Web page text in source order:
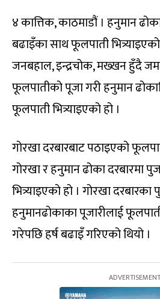
४ कात्तिक, काठमाडौं । हनुमान
बढाइँका साथ फूलपाती
जनबहाल, इन्द्रचोक, मख्खन हुँदै
फूलपातीको पूजा गरी हनुमान
फूलपाती भित्र्याइएको हो ।
गोरखा दरबारबाट पठाइएको
गोरखा र हनुमान ढोका दरबारमा
भित्र्याइएको हो । गोरखा दरबारका
हनुमानढोकाका पूजारीलाई
गरेपछि हर्ष बढाइँ गरिएको थियो ।